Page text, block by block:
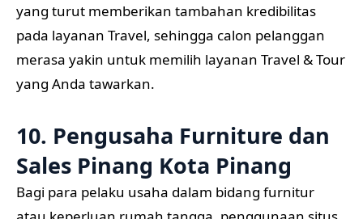
yang turut memberikan tambahan kredibilitas
pada layanan Travel, sehingga calon pelanggan
merasa yakin untuk memilih layanan Travel & Tour
yang Anda tawarkan.
10. Pengusaha Furniture dan
Sales Pinang Kota Pinang
Bagi para pelaku usaha dalam bidang furnitur